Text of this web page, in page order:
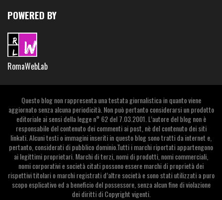
POWERED BY
RomaWebLab
Questo blog non rappresenta una testata giornalistica in quanto viene
aggiornato senza alcuna periodicità. Non può pertanto considerarsi un prodotto
editoriale ai sensi della legge n° 62 del 7.03.2001. L’autore del blog non è
responsabile del contenuto dei commenti ai post, nè del contenuto dei siti
linkati. Alcuni testi o immagini inseriti in questo blog sono tratti da internet e,
pertanto, considerati di pubblico dominio.Tutti i marchi riportati appartengono
ai legittimi proprietari. Marchi di terzi, nomi di prodotti, nomi commerciali,
nomi corporativi e società citati possono essere marchi di proprietà dei
rispettivi titolari o marchi registrati d’altre società e sono stati utilizzati a puro
scopo esplicativo ed a beneficio del possessore, senza alcun fine di violazione
dei diritti di Copyright vigenti.